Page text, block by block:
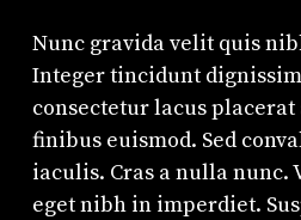
Nunc gravida velit quis
Integer tincidunt
consectetur lacus
finibus euismod. Sed
iaculis. Cras a nulla nunc.
eget nibh in imperdiet.